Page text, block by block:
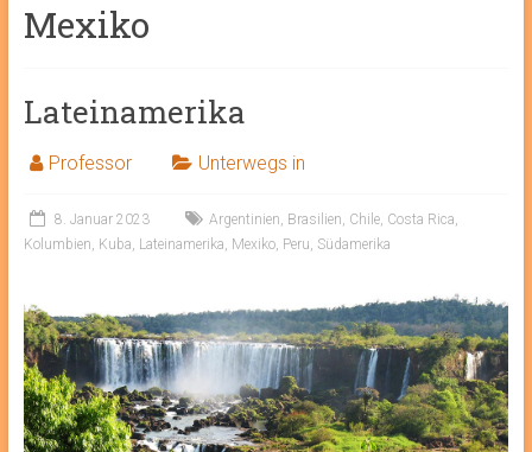
Mexiko
Lateinamerika
Professor Unterwegs in
8. Januar 2023 Argentinien, Brasilien, Chile, Costa Rica,
Kolumbien, Kuba, Lateinamerika, Mexiko, Peru, Südamerika